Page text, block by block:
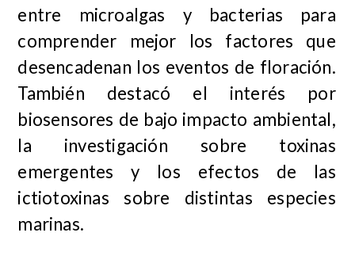
entre microalgas y bacterias para
comprender mejor los factores que
desencadenan los eventos de floración.
También destacó el interés por
biosensores de bajo impacto ambiental,
la investigación sobre toxinas
emergentes y los efectos de las
ictiotoxinas sobre distintas especies
marinas.